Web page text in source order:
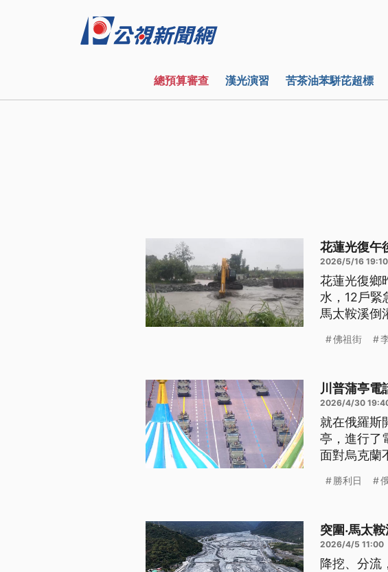
總預算審查 漢光演習 苦茶油苯駢芘超標
花蓮光復午
2026/5/16 19:10
花蓮光復鄉
水，12戶緊
馬太鞍溪倒
佛祖街
川普蒲亭電
2026/4/30
就在俄羅斯
亭，進行了
面對烏克蘭
勝利日
突圍‧馬太
2026/4/5 11:00
降挖、分流